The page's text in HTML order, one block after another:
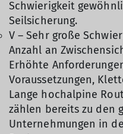
Schwierigkeit
Seilsicherung.
V – Sehr große
Anzahl an
Erhöhte
Voraussetzungen,
Lange hochalpine
zählen bereits zu den
Unternehmungen in